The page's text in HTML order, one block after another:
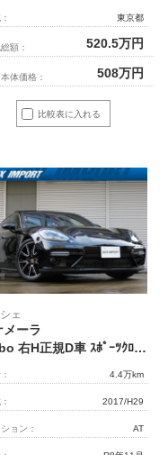
比較表に入れる
東京都
額： 520.5万円
体価格： 508万円
ェ
メーラ
Turbo 右H正規D車 ｽﾎﾟｰﾂｸﾛﾉPKG ﾊﾟﾉﾗﾐｯｸR ｽｲｰﾄｶﾞﾑｲﾝﾃﾘｱ 黒/ﾎﾞﾙﾄﾞｰﾚｯﾄﾞﾂｰﾄﾝﾚｻﾞｰｲﾝﾃﾘｱ 全席ｼｰﾄﾋｰﾀｰ 4ｿﾞｰﾝAC PCMﾅﾋﾞ BOSE Bｶﾒﾗ＆PAS ACC&LCA&LKA LEDﾏﾄﾘｯｸｽﾍｯﾄﾞﾗｲﾄ(PDLSﾌﾟﾗｽ付) ｺﾝﾌｫｰﾄA PASMｴｱｻｽ 赤ｷｬﾘﾊﾟｰ 純正21AW 禁煙
4.4万km
2017/H29
ション： AT